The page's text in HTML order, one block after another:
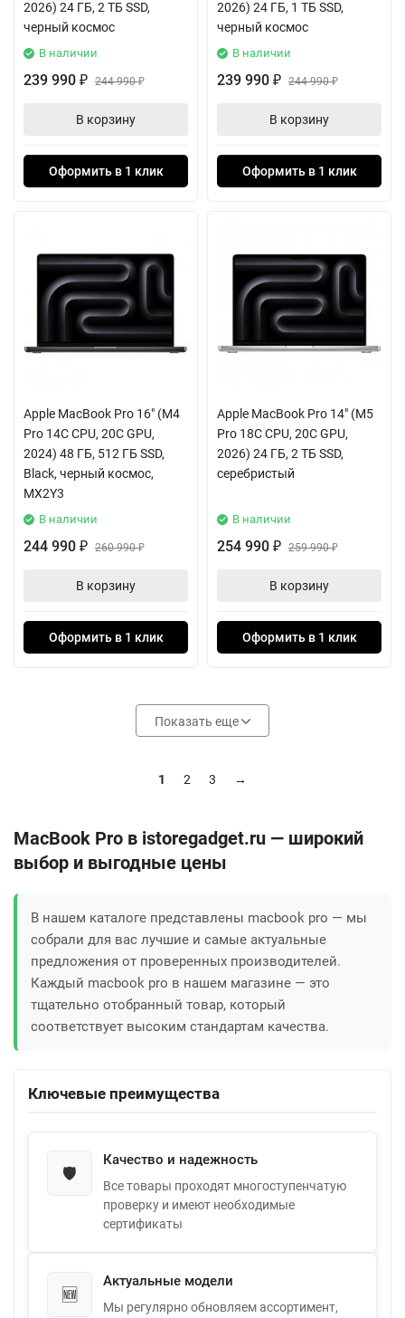
2026) 24 ГБ, 2 ТБ SSD,
черный космос
В наличии
239 990 ₽ 244 990₽
В корзину
Оформить в 1 клик
2026) 24 ГБ, 1 ТБ SSD,
черный космос
В наличии
239 990 ₽ 244 990₽
В корзину
Оформить в 1 клик
Apple MacBook Pro 16" (M4
Pro 14C CPU, 20C GPU,
2024) 48 ГБ, 512 ГБ SSD,
Black, черный космос,
MX2Y3
В наличии
244 990 ₽ 260 990₽
В корзину
Оформить в 1 клик
Apple MacBook Pro 14" (M5
Pro 18C CPU, 20C GPU,
2026) 24 ГБ, 2 ТБ SSD,
серебристый
В наличии
254 990 ₽ 259 990₽
В корзину
Оформить в 1 клик
Показать еще
1 2 3 →
MacBook Pro в istoregadget.ru — широкий
выбор и выгодные цены
В нашем каталоге представлены macbook pro — мы
собрали для вас лучшие и самые актуальные
предложения от проверенных производителей.
Каждый macbook pro в нашем магазине — это
тщательно отобранный товар, который
соответствует высоким стандартам качества.
Ключевые преимущества
🛡️
Качество и надежность
Все товары проходят многоступенчатую
проверку и имеют необходимые
сертификаты
🆕
Актуальные модели
Мы регулярно обновляем ассортимент,